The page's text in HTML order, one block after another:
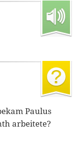
Paulus
arbeitete?